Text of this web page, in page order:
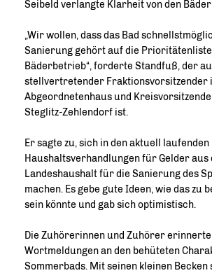
Seibeld verlangte Klarheit von den
Wir wollen, dass das Bad
Sanierung gehört auf die
Bäderbetrieb“, forderte Standfuß, der
stellvertretender Fraktionsvorsitzender
Abgeordnetenhaus und
Steglitz-Zehlendorf ist.
Er sagte zu, sich in den aktuell laufenden
Haushaltsverhandlungen für Gelder aus
Landeshaushalt für die Sanierung des
machen. Es gebe gute Ideen, wie das zu
sein könnte und gab sich optimistisch.
Die Zuhörerinnen und Zuhörer
Wortmeldungen an den behüteten
Sommerbads. Mit seinen kleinen Becken